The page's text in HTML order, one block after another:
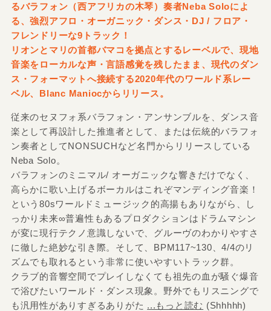
るバラフォン（西アフリカの木琴）奏者Neba Soloによ
る、強烈アフロ・オーガニック・ダンス・DJ / フロア・
フレンドリーな9トラック！
リオンとマリの首都バマコを拠点とするレーベルで、現地
音楽をローカルな声・言語感覚を残したまま、現代のダン
ス・フォーマットへ接続する2020年代のワールド系レー
ベル、Blanc Maniocからリリース。
従来のセヌフォ系バラフォン・アンサンブルを、ダンス音
楽として再設計した推進者として、または伝統的バラフォ
ン奏者としてNONSUCHなど名門からリリースしている
Neba Solo。
バラフォンのミニマル/ オーガニックな響きだけでなく、
高らかに歌い上げるボーカルはこれぞマンディング音楽！
という80sワールドミュージック的高揚もありながら、し
っかり未来∞普遍性もあるプロダクションはドラムマシン
が変に現行テクノ意識しないで、グルーヴのわかりやすさ
に徹した絶妙な引き際。そして、BPM117~130、4/4のリ
ズムでも取れるという非常に使いやすいトラック群。
クラブ的音響空間でプレイしなくても祖先の血が騒ぐ爆音
で浴びたいワールド・ダンス現象。野外でもリスニングで
も汎用性がありすぎるありがた ...もっと読む (Shhhhh)